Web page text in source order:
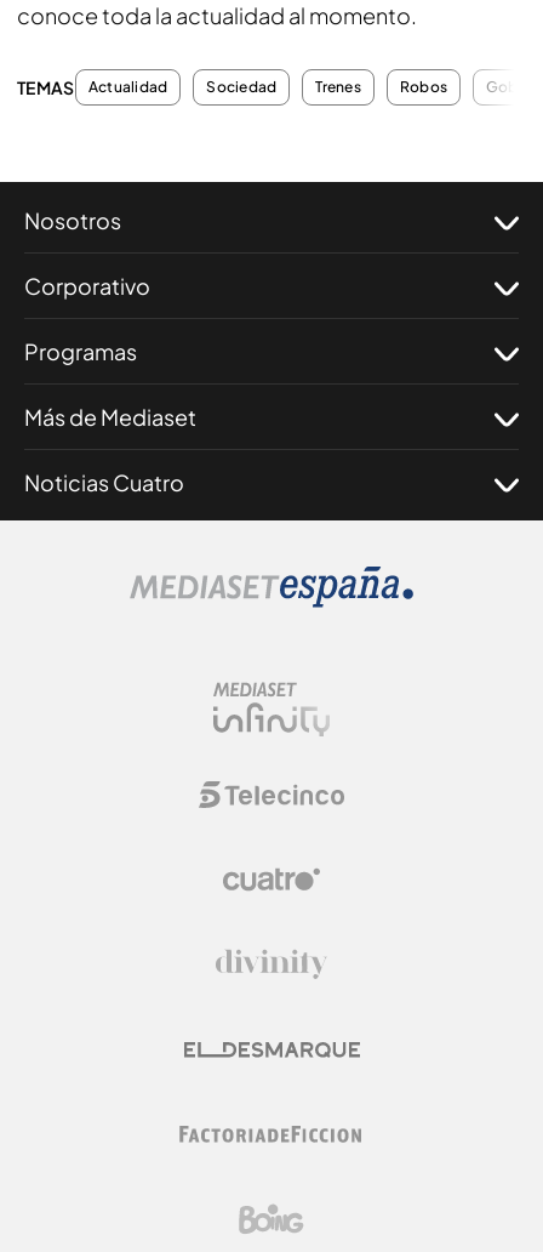
conoce toda la actualidad al momento.
TEMAS Actualidad Sociedad Trenes Robos
Nosotros
Corporativo
Programas
Más de Mediaset
Noticias Cuatro